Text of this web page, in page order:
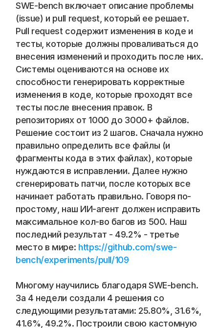
SWE-bench включает описание проблемы
(issue) и pull request, который ее решает.
Pull request содержит изменения в коде и
тесты, которые должны проваливаться до
внесения изменений и проходить после них.
Системы оцениваются на основе их
способности генерировать корректные
изменения в коде, которые проходят все
тесты после внесения правок. В
репозиториях от 1000 до 3000+ файлов.
Решение состоит из 2 шагов. Сначала нужно
правильно определить все файлы (и
фрагменты кода в этих файлах), которые
нуждаются в исправлении. Далее нужно
сгенерировать патчи, после которых все
начинает работать правильно. Говоря по-
простому, наш ИИ-агент должен исправить
максимальное кол-во багов из 500. Наш
последний результат - 49.2% - третье
место в мире: https://github.com/swe-
bench/experiments/pull/109
Многому научились благодаря SWE-bench.
За 4 недели создали 4 решения со
следующими результатами: 25.80%, 31.6%,
41.6%, 49.2%. Построили свою кастомную